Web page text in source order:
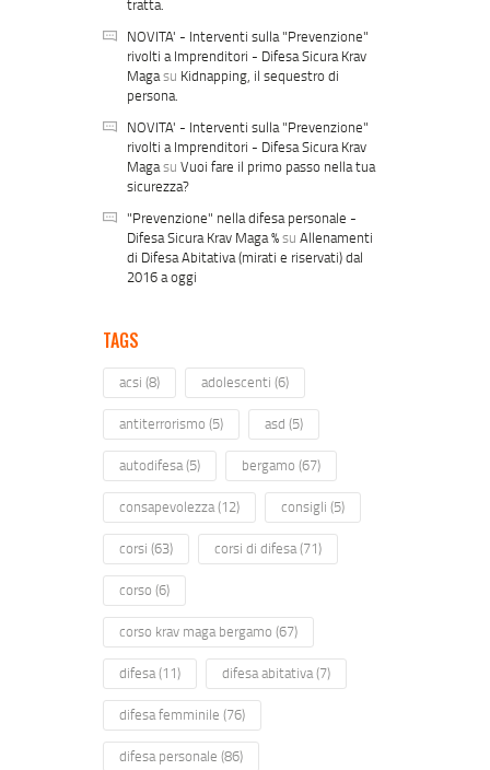
tratta.
NOVITA' - Interventi sulla "Prevenzione"
rivolti a Imprenditori - Difesa Sicura Krav
Magasu Kidnapping, il sequestro di
persona.
NOVITA' - Interventi sulla "Prevenzione"
rivolti a Imprenditori - Difesa Sicura Krav
MagasuVuoi fare il primo passo nella tua
sicurezza?
"Prevenzione" nella difesa personale -
Difesa Sicura Krav Maga %suAllenamenti
di Difesa Abitativa (mirati e riservati) dal
2016 a oggi
TAGS
acsi (8) adolescenti (6)
antiterrorismo (5) asd (5)
autodifesa(5) bergamo (67)
consapevolezza(12) consigli (5)
corsi (63) corsi di difesa(71)
corso (6)
corso krav maga bergamo (67)
difesa(11) difesa abitativa(7)
difesa femminile (76)
difesa personale (86)